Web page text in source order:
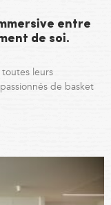
entre
de soi.
leurs
de basket